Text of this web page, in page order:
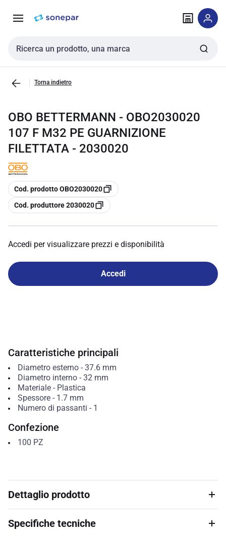
navigazione alla
Cerca input
Torna indietro
OBO BETTERMANN - OBO2030020
107 F M32 PE GUARNIZIONE
FILETTATA - 2030020
copia
Cod. prodotto OBO2030020
copia
Cod. produttore 2030020
Accedi per visualizzare prezzi e disponibilità
Accedi
Caratteristiche principali
Diametro esterno- 37.6 mm
Diametro interno- 32 mm
Materiale- Plastica
Spessore- 1.7 mm
Numero di passanti - 1
Confezione
100 PZ
Dettaglio prodotto
Specifiche tecniche